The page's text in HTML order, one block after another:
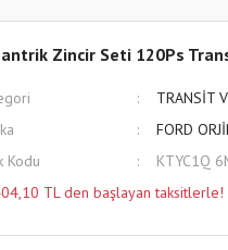
Zincir Seti 120Ps
TRANSİT
FORD
Kodu
KTYC1Q
TL den başlayan taksitlerle!